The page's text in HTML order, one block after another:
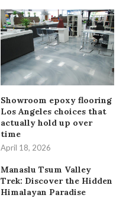
Showroom epoxy flooring
Los Angeles choices that
actually hold up over
time
April 18, 2026
Manaslu Tsum Valley
Trek: Discover the Hidden
Himalayan Paradise